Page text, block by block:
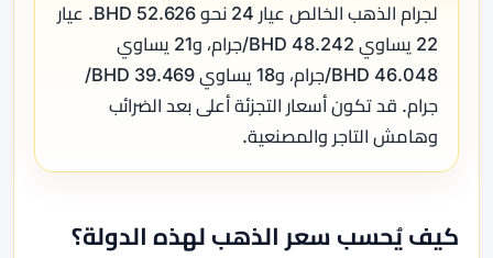
لجرام الذهب الخالص عيار 24 نحو 52.626 BHD. عيار
22 يساوي 48.242 BHD/جرام، و21 يساوي
46.048 BHD/جرام، و18 يساوي 39.469 BHD/
جرام. قد تكون أسعار التجزئة أعلى بعد الضرائب
وهامش التاجر والمصنعية.
كيف يُحسب سعر الذهب لهذه الدولة؟